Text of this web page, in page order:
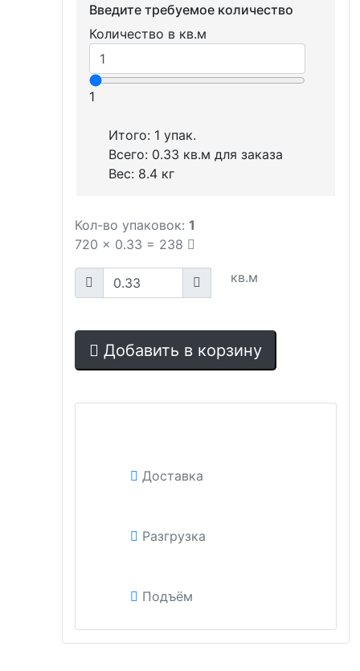
Введите требуемое количество
Количество в кв.м
1
Итого: 1 упак.
Всего: 0.33 кв.м для заказа
Вес: 8.4 кг
Кол-во упаковок: 1
720 x 0.33 = 238
кв.м
Добавить в корзину
Доставка
Разгрузка
Подъём